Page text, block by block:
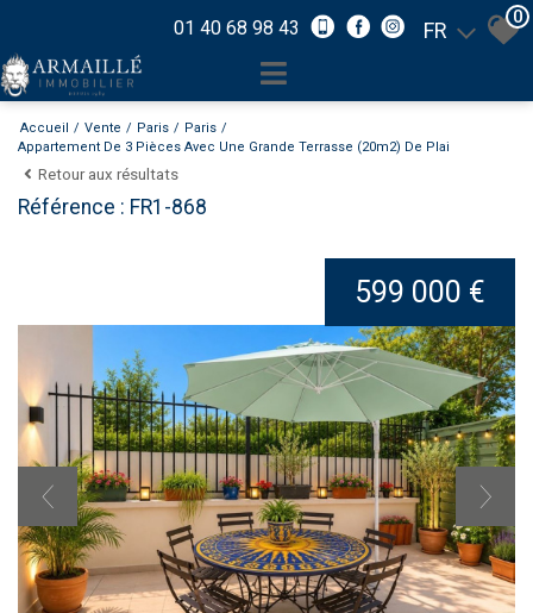
01 40 68 98 43 FR
0
Accueil Vente Paris
Paris
Appartement De 3 Pièces Avec Une Grande Terrasse (20m2) De Plai
Retour aux résultats
Référence : FR1-868
599 000 €